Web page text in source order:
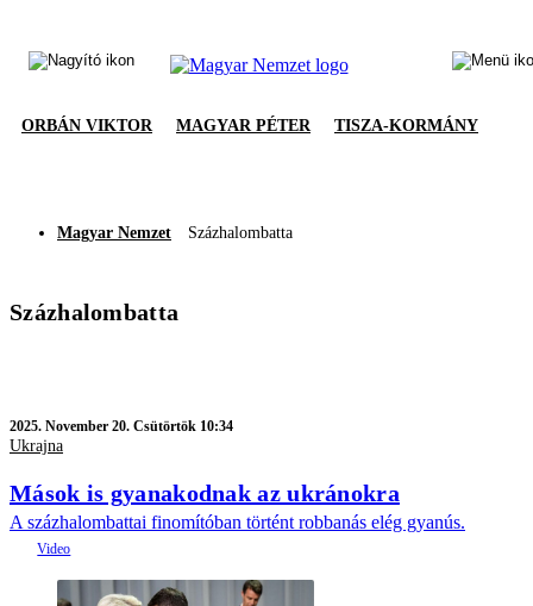
ORBÁN VIKTOR MAGYAR PÉTER TISZA-KORMÁNY
Magyar Nemzet Százhalombatta
Százhalombatta
2025. November 20. Csütörtök 10:34
Ukrajna
Mások is gyanakodnak az ukránokra
A százhalombattai finomítóban történt robbanás elég gyanús.